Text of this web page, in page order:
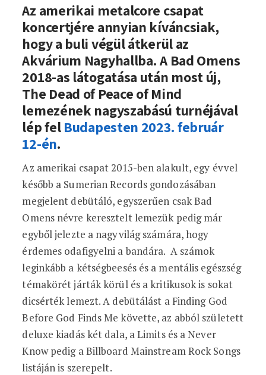
A Bad Omens koncertje az Akvárium
Az amerikai metalcore csapat
koncertjére annyian kíváncsiak,
hogy a buli végül átkerül az
Akvárium Nagyhallba. A Bad Omens
2018-as látogatása után most új,
The Dead of Peace of Mind
lemezének nagyszabású turnéjával
lép felBudapesten 2023. február
12-én.
Az amerikai csapat 2015-ben alakult, egy évvel
később a Sumerian Records gondozásában
megjelent debütáló, egyszerűen csak Bad
Omens névre keresztelt lemezük pedig már
egyből jelezte a nagyvilág számára, hogy
érdemes odafigyelni a bandára. A számok
leginkább a kétségbeesés és a mentális egészség
témakörét járták körül és a kritikusok is sokat
dicsérték lemezt. A debütálást a Finding God
Before God Finds Me követte, az abból született
deluxe kiadás két dala, a Limits és a Never
Know pedig a Billboard Mainstream Rock Songs
listáján is szerepelt.